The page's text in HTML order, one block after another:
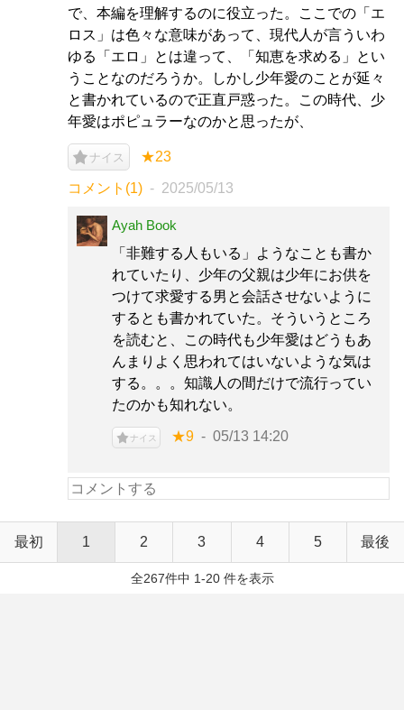
で、本編を理解するのに役立った。ここでの「エ
ロス」は色々な意味があって、現代人が言ういわ
ゆる「エロ」とは違って、「知恵を求める」とい
うことなのだろうか。しかし少年愛のことが延々
と書かれているので正直戸惑った。この時代、少
年愛はポピュラーなのかと思ったが、
ナイス ★23
コメント(1) 2025/05/13
Ayah Book
「非難する人もいる」ようなことも書か
れていたり、少年の父親は少年にお供を
つけて求愛する男と会話させないように
するとも書かれていた。そういうところ
を読むと、この時代も少年愛はどうもあ
んまりよく思われてはいないような気は
する。。。知識人の間だけで流行ってい
たのかも知れない。
ナイス ★9 05/13 14:20
最初 1 2 3 4 5 最後
全267件中 1-20 件を表示